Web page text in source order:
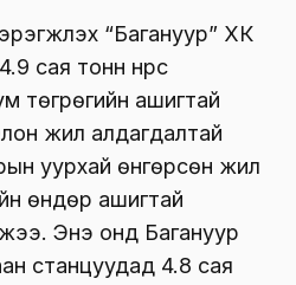
“Багануур” ХК
сая тонн нүүрс
төгрөгийн ашигтай
жил алдагдалтай
уурхай өнгөрсөн жил
өндөр ашигтай
Энэ онд Багануур
станцуудад 4.8 сая